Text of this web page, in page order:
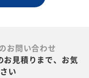
お問い合わせ
お見積りまで、お気
い